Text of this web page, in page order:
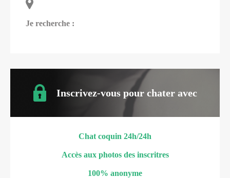
Je recherche :
Inscrivez-vous pour chater avec
Chat coquin 24h/24h
Accès aux photos des inscritres
100% anonyme